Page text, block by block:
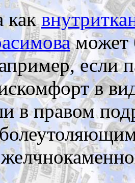
как
может
если
в
в правом